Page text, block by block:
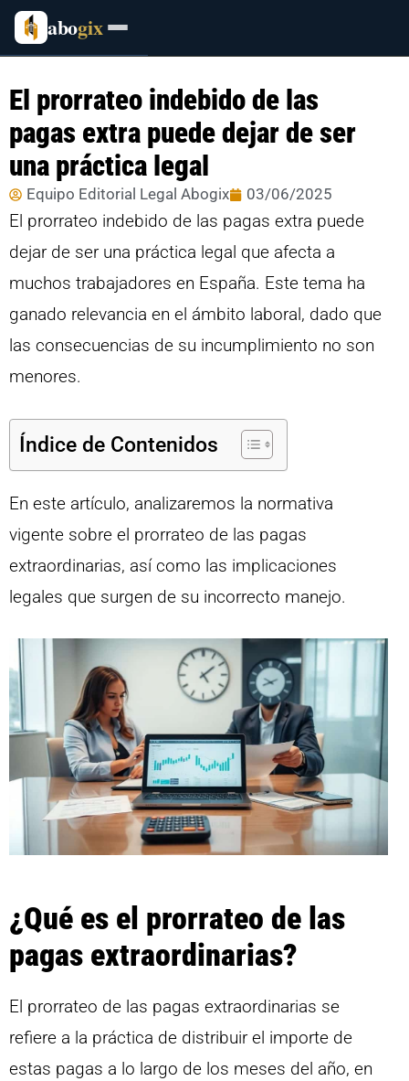
abogix
El prorrateo indebido de las
pagas extra puede dejar de ser
una práctica legal
Equipo Editorial Legal Abogix 03/06/2025
El prorrateo indebido de las pagas extra puede
dejar de ser una práctica legal que afecta a
muchos trabajadores en España. Este tema ha
ganado relevancia en el ámbito laboral, dado que
las consecuencias de su incumplimiento no son
menores.
Índice de Contenidos
En este artículo, analizaremos la normativa
vigente sobre el prorrateo de las pagas
extraordinarias, así como las implicaciones
legales que surgen de su incorrecto manejo.
¿Qué es el prorrateo de las
pagas extraordinarias?
El prorrateo de las pagas extraordinarias se
refiere a la práctica de distribuir el importe de
estas pagas a lo largo de los meses del año, en